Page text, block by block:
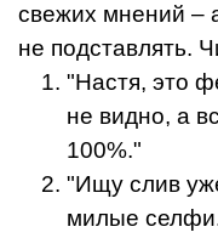
свежих мнений –
не подставлять.
"Настя, это
не видно, а
100%."
"Ищу слив
милые